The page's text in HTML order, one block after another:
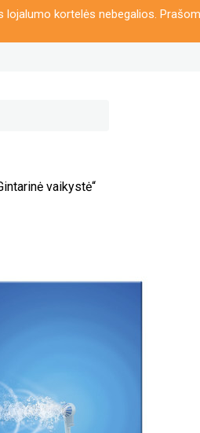
lojalumo kortelės nebegalios.
vaikystė“